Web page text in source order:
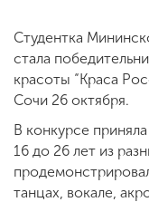
комиссия
+7 (831) 262-
Студентка
стала
красоты “Краса
Сочи 26 октября.
В конкурсе
16 до 26 лет из
танцах, вокале,